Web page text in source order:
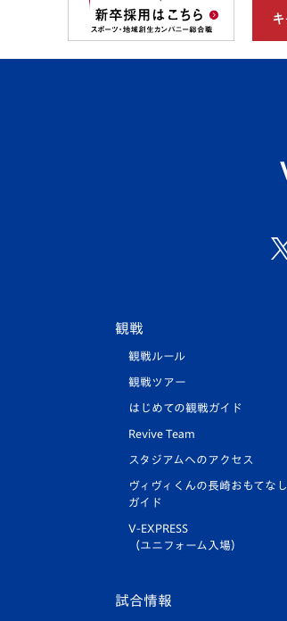
観戦
観戦ルール
観戦ツアー
はじめての観戦ガイド
Revive Team
スタジアムへのアクセス
ヴィヴィくんの長崎おもてなし
ガイド
V-EXPRESS
（ユニフォーム入場）
試合情報